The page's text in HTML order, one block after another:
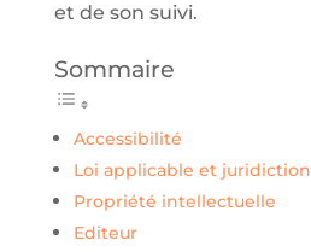
et de son suivi.
Sommaire
Accessibilité
Loi applicable et juridiction
Propriété intellectuelle
Editeur